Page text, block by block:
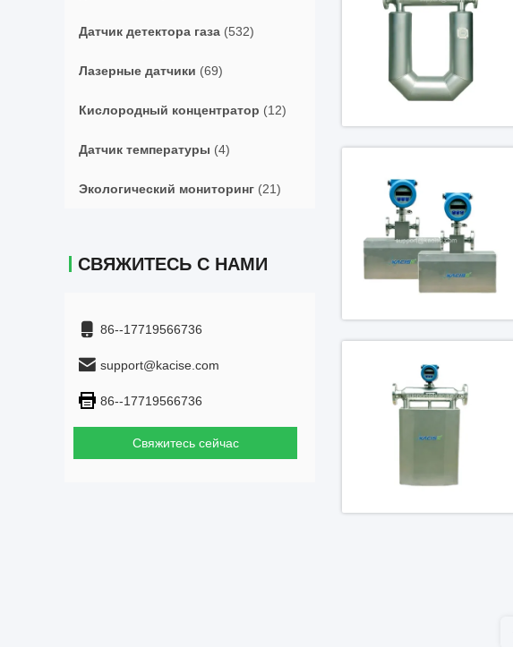
Датчик детектора газа (532)
Лазерные датчики (69)
Кислородный концентратор (12)
Датчик температуры (4)
Экологический мониторинг (21)
СВЯЖИТЕСЬ С НАМИ
86--17719566736
support@kacise.com
86--17719566736
Свяжитесь сейчас